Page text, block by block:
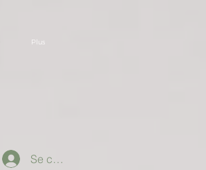
Plus
Se connecter